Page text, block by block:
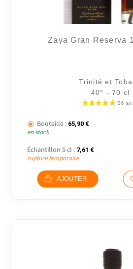
Zaya Gran Reserva
Trinité et
40° - 70 cl
Bouteille : 65,90 €
en stock
Échantillon 5 cl : 7,61 €
rupture temporaire
AJOUTER